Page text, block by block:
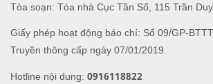
Tòa soạn: Tòa nhà Cục Tần Số, 115 Trần
Giấy phép hoạt động báo chí: Số 09/GP-
Truyền thông cấp ngày 07/01/2019.
Hotline nội dung: 0916118822